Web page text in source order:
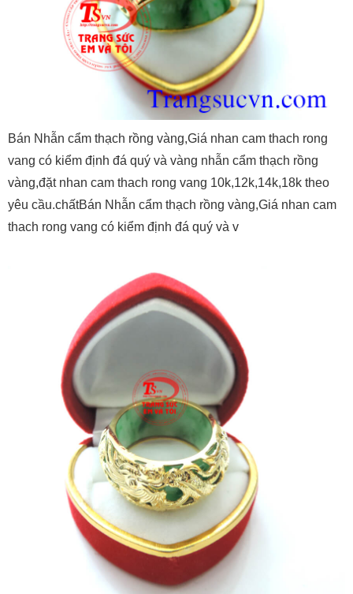
Bán Nhẫn cẩm thạch rồng vàng,Giá nhan cam thach rong
vang có kiểm định đá quý và vàng nhẫn cẩm thạch rồng
vàng,đặt nhan cam thach rong vang 10k,12k,14k,18k theo
yêu cầu.chấtBán Nhẫn cẩm thạch rồng vàng,Giá nhan cam
thach rong vang có kiểm định đá quý và v